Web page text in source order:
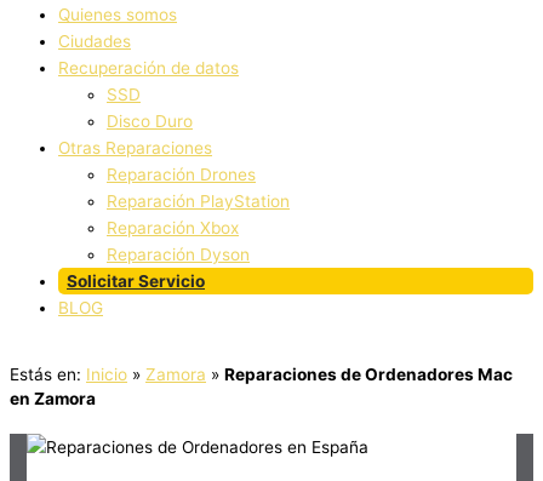
Quienes somos
Ciudades
Recuperación de datos
SSD
Disco Duro
Otras Reparaciones
Reparación Drones
Reparación PlayStation
Reparación Xbox
Reparación Dyson
Solicitar Servicio
BLOG
Estás en: Inicio » Zamora » Reparaciones de Ordenadores Mac
en Zamora